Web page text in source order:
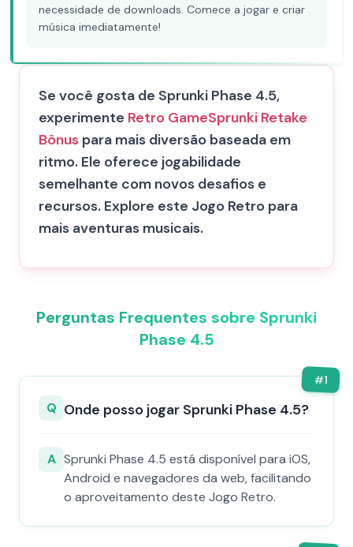
necessidade de downloads. Comece a jogar e criar
música imediatamente!
Se você gosta de Sprunki Phase 4.5,
experimente Retro GameSprunki Retake
Bônus para mais diversão baseada em
ritmo. Ele oferece jogabilidade
semelhante com novos desafios e
recursos. Explore este Jogo Retro para
mais aventuras musicais.
Perguntas Frequentes sobre Sprunki
Phase 4.5
#1
Q Onde posso jogar Sprunki Phase 4.5?
A Sprunki Phase 4.5 está disponível para iOS,
Android e navegadores da web, facilitando
o aproveitamento deste Jogo Retro.